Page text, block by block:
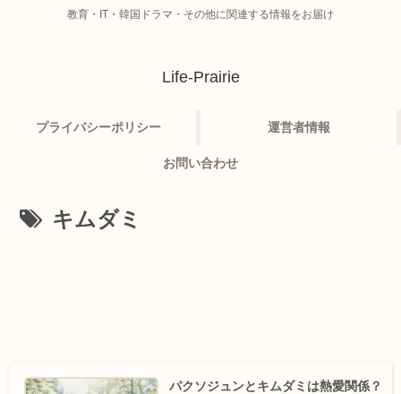
教育・IT・韓国ドラマ・その他に関連する情報をお届け
Life-Prairie
プライバシーポリシー 運営者情報
お問い合わせ
キムダミ
パクソジュンとキムダミは熱愛関係？